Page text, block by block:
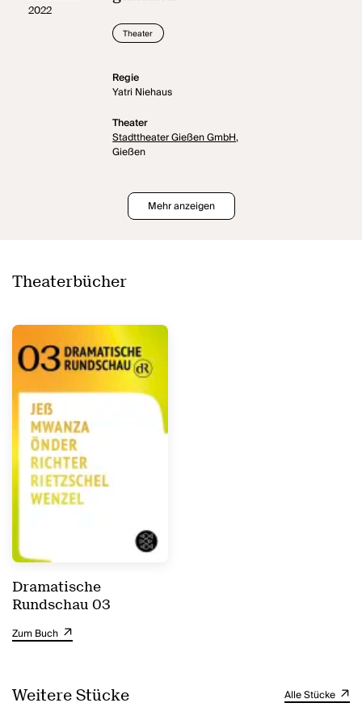
2022
Theater
Regie
Yatri Niehaus
Theater
Stadttheater Gießen GmbH,
Gießen
Mehr anzeigen
Theaterbücher
Dramatische
Rundschau 03
Zum Buch
Weitere Stücke Alle Stücke